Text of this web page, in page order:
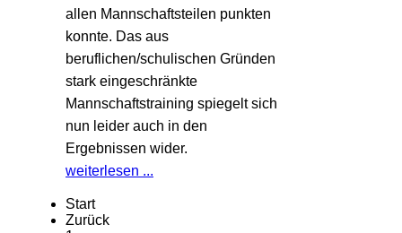
allen Mannschaftsteilen punkten
konnte. Das aus
beruflichen/schulischen Gründen
stark eingeschränkte
Mannschaftstraining spiegelt sich
nun leider auch in den
Ergebnissen wider.
weiterlesen ...
Start
Zurück